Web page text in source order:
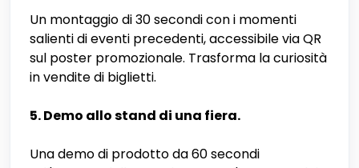
Un montaggio di 30 secondi con i momenti
salienti di eventi precedenti, accessibile via QR
sul poster promozionale. Trasforma la curiosità
in vendite di biglietti.
5. Demo allo stand di una fiera.
Una demo di prodotto da 60 secondi